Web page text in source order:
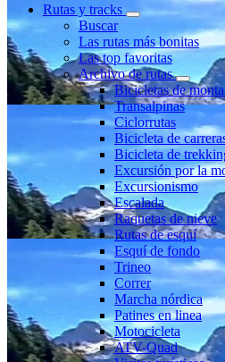
Rutas y tracks
Buscar
Las rutas más bonitas
Las top favoritas
Archivo de rutas
Bicicletas de
Transalpinas
Ciclorrutas
Bicicleta de
Bicicleta de
Excursión por la
Excursionismo
Escalada
Raquetas de nieve
Rutas de esquí
Esquí de fondo
Trineo
Correr
Marcha nórdica
Patines en linea
Motocicleta
ATV-Quad